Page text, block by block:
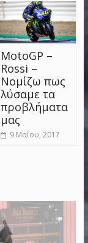
MotoGP –
Rossi –
Νομίζω πως
λύσαμε τα
προβλήματα
μας
9 Μαΐου, 2017